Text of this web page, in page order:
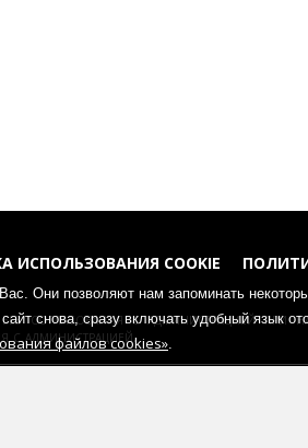
ИСПОЛЬЗОВАНИЯ COOKIE
согласования с администрацией при
с администрацией.
Они позволяют нам запоминать
снова, сразу включать удобный язык
файлов cookies».